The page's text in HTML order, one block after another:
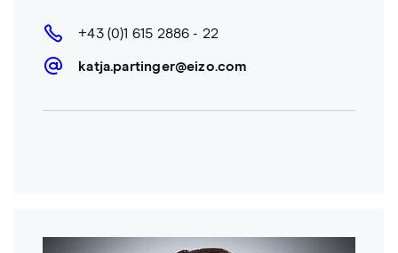
+43 (0)1 615 2886 - 22
katja.partinger@eizo.com